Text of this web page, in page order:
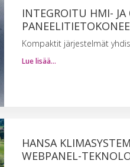
INTEGROITU HMI-
Kompaktit järjestelmät
Lue lisää…
HANSA
WEBPANEL-